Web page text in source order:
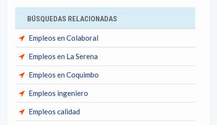
BÚSQUEDAS RELACIONADAS
Empleos en Colaboral
Empleos en La Serena
Empleos en Coquimbo
Empleos ingeniero
Empleos calidad